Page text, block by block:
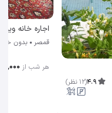
4.9
(
12 نظر)
اجاره خانه
قمصر بدون
هر شب از